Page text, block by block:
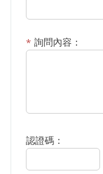
詢問內容：
認證碼：